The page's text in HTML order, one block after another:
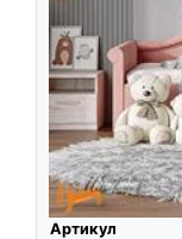
Артикул